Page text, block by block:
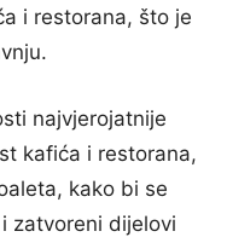
i restorana, što je
najvjerojatnije
kafića i restorana,
kako bi se
zatvoreni dijelovi